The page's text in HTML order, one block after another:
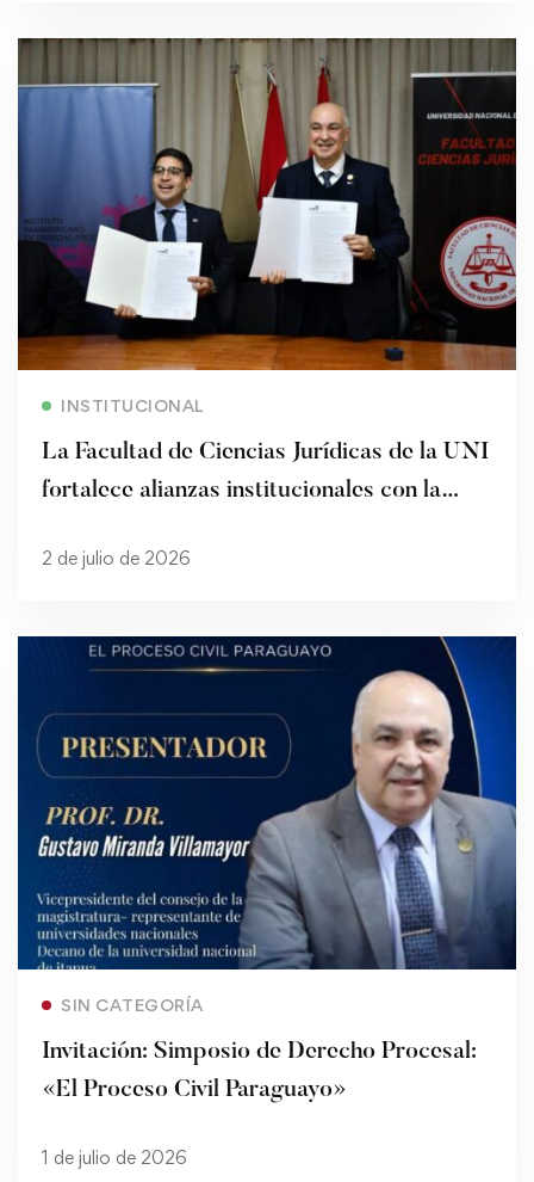
INSTITUCIONAL
La Facultad de Ciencias Jurídicas de la UNI
fortalece alianzas institucionales con la
2 de julio de 2026
SIN CATEGORÍA
Invitación: Simposio de Derecho Procesal:
«El Proceso Civil Paraguayo»
1 de julio de 2026